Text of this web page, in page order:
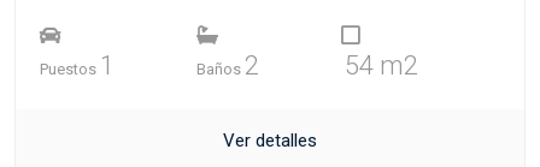
Puestos 1 Baños 2 54 m2
Ver detalles